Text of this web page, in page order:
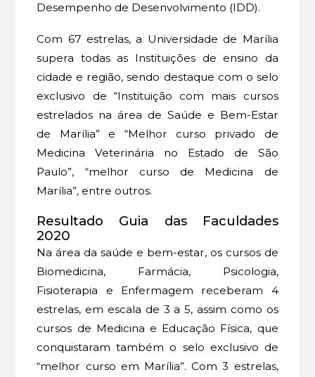
Desempenho de Desenvolvimento (IDD).
Com 67 estrelas, a Universidade de Marília
supera todas as Instituições de ensino da
cidade e região, sendo destaque com o selo
exclusivo de “Instituição com mais cursos
estrelados na área de Saúde e Bem-Estar
de Marília” e “Melhor curso privado de
Medicina Veterinária no Estado de São
Paulo”, “melhor curso de Medicina de
Marília”, entre outros.
Resultado Guia das Faculdades
2020
Na área da saúde e bem-estar, os cursos de
Biomedicina, Farmácia, Psicologia,
Fisioterapia e Enfermagem receberam 4
estrelas, em escala de 3 a 5, assim como os
cursos de Medicina e Educação Física, que
conquistaram também o selo exclusivo de
“melhor curso em Marília”. Com 3 estrelas,